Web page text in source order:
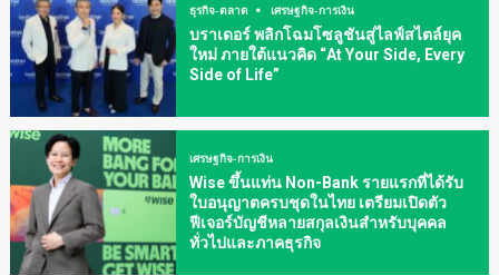
ธุรกิจ-ตลาด เศรษฐกิจ-การเงิน
บราเดอร์ พลิกโฉมโซลูชันสู่ไลฟ์สไตล์ยุค
ใหม่ ภายใต้แนวคิด “At Your Side, Every
Side of Life”
เศรษฐกิจ-การเงิน
Wise ขึ้นแท่น Non-Bank รายแรกที่ได้รับ
ใบอนุญาตครบชุดในไทย เตรียมเปิดตัว
ฟีเจอร์บัญชีหลายสกุลเงินสำหรับบุคคล
ทั่วไปและภาคธุรกิจ